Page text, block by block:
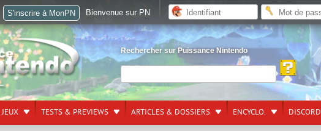
Rechercher sur Puissance Nintendo
JEUX TESTS & PREVIEWS ARTICLES & DOSSIERS ENCYCLO. DISCORD
S'inscrire à MonPN Bienvenue sur PN